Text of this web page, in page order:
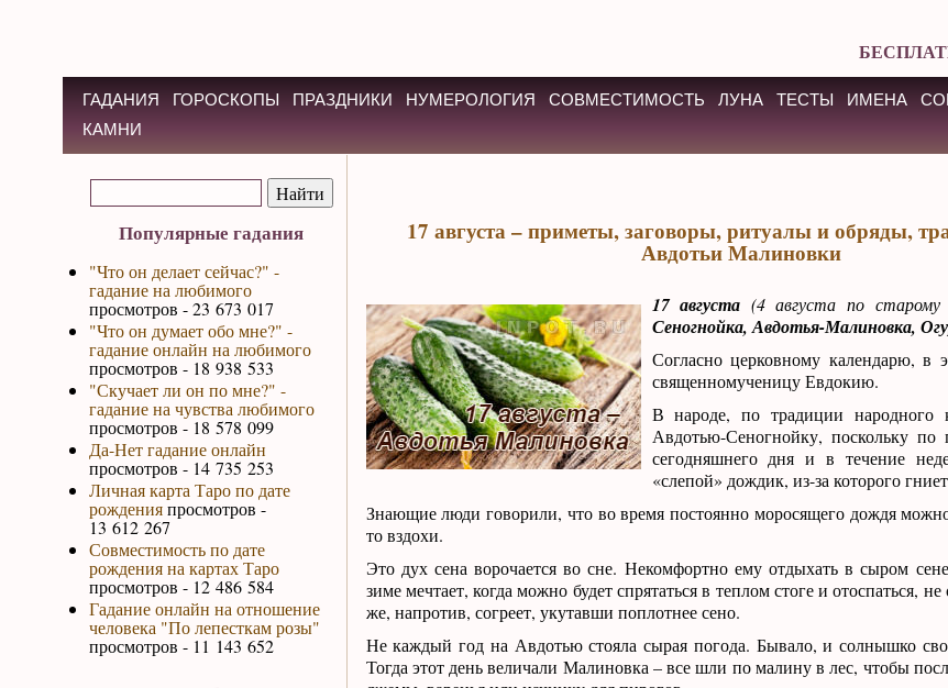
ГАДАНИЯ ГОРОСКОПЫ ПРАЗДНИКИ НУМЕРОЛОГИЯ СОВМЕСТИМОСТЬ ЛУНА ТЕСТЫ ИМЕНА
КАМНИ
Популярные гадания
"Что он делает сейчас?" -
гадание на любимого
просмотров - 23 673 017
"Что он думает обо мне?" -
гадание онлайн на любимого
просмотров - 18 938 533
"Скучает ли он по мне?" -
гадание на чувства любимого
просмотров - 18 578 099
Да-Нет гадание онлайн
просмотров - 14 735 253
Личная карта Таро по дате
рожденияпросмотров -
13 612 267
Совместимость по дате
рождения на картах Таро
просмотров - 12 486 584
Гадание онлайн на отношение
человека "По лепесткам розы"
просмотров - 11 143 652
17 августа – приметы, заговоры, ритуалы и обряды,
Авдотьи Малиновки
17 августа (4 августа по
Сеногнойка, Авдотья-Малиновка,
Согласно церковному календарю, в
священномученицу Евдокию.
В народе, по традиции народного
Авдотью-Сеногнойку, поскольку по
сегодняшнего дня и в течение
«слепой» дождик, из-за которого
Знающие люди говорили, что во время постоянно моросящего дождя
то вздохи.
Это дух сена ворочается во сне. Некомфортно ему отдыхать в сыром
зиме мечтает, когда можно будет спрятаться в теплом стоге и отоспаться,
же, напротив, согреет, укутавши поплотнее сено.
Не каждый год на Авдотью стояла сырая погода. Бывало, и солнышко
Тогда этот день величали Малиновка – все шли по малину в лес, чтобы